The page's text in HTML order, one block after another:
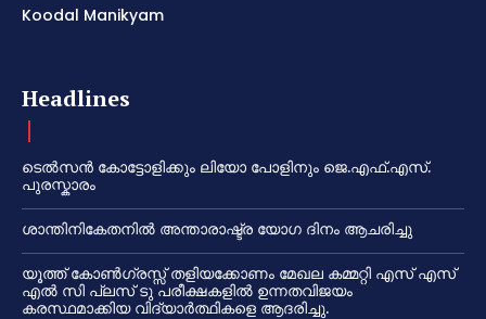
Koodal Manikyam
Headlines
ടെൽസൻ കോട്ടോളിക്കും ലിയോ പോളിനും ജെ.എഫ്.എസ്.
പുരസ്കാരം
ശാന്തിനികേതനിൽ അന്താരാഷ്ട്ര യോഗ ദിനം ആചരിച്ചു
യൂത്ത് കോൺഗ്രസ്സ് തളിയക്കോണം മേഖല കമ്മറ്റി എസ് എസ്
എൽ സി പ്ലസ് ടു പരീക്ഷകളിൽ ഉന്നതവിജയം
കരസ്ഥമാക്കിയ വിദ്യാർത്ഥികളെ ആദരിച്ചു.